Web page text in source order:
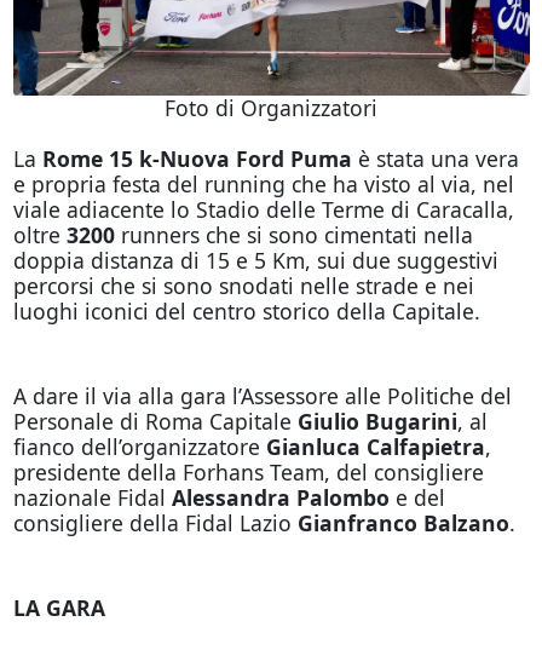
Foto di Organizzatori
La Rome 15 k-Nuova Ford Puma è stata una vera
e propria festa del running che ha visto al via, nel
viale adiacente lo Stadio delle Terme di Caracalla,
oltre 3200runners che si sono cimentati nella
doppia distanza di 15 e 5 Km, sui due suggestivi
percorsi che si sono snodati nelle strade e nei
luoghi iconici del centro storico della Capitale.
A dare il via alla gara l’Assessore alle Politiche del
Personale di Roma Capitale Giulio Bugarini, al
fianco dell’organizzatore Gianluca Calfapietra,
presidente della Forhans Team, del consigliere
nazionale Fidal Alessandra Palombo e del
consigliere della Fidal Lazio Gianfranco Balzano.
LA GARA